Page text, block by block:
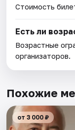
Стоимость
Есть ли
Возрастные
организаторов.
Похожие
от 3 000 ₽